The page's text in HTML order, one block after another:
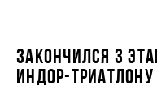
ЗАКОНЧИЛСЯ 3
ИНДОР-ТРИАТЛОНУ